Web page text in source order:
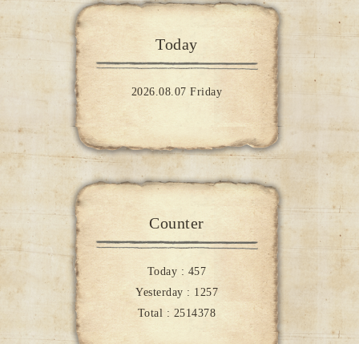
Today
2026.08.07 Friday
Counter
Today : 457
Yesterday : 1257
Total : 2514378